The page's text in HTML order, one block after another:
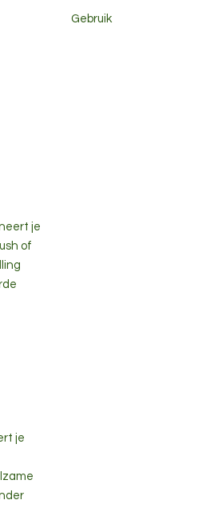
je
of
je
Tapioca Starch, Silk
Gebruik